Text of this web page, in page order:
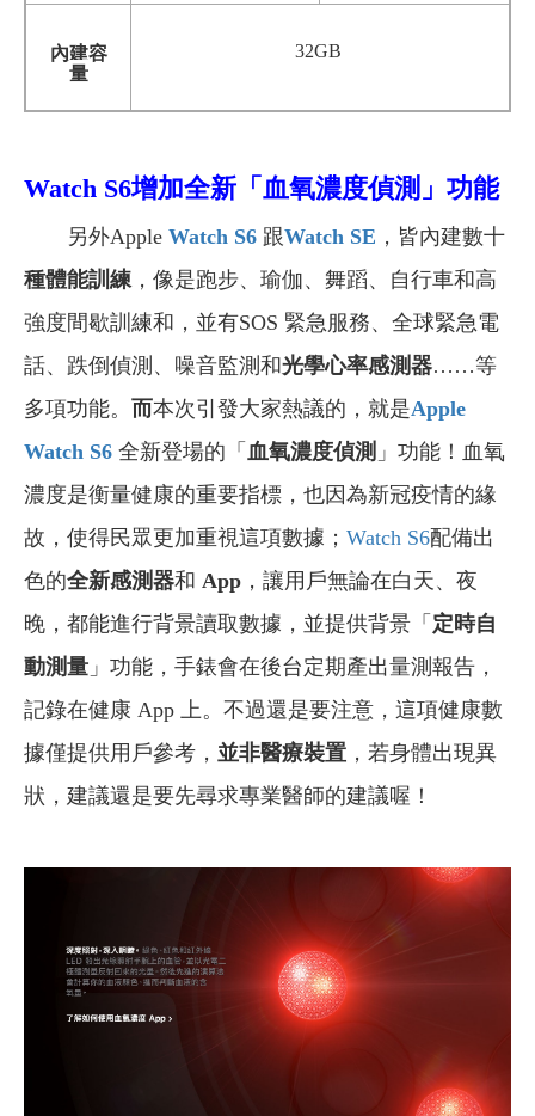
內建容
量
32GB
Watch S6增加全新「 血氧濃度偵測 」功能
另外Apple Watch S6 跟Watch SE ，皆內建數十
種體能訓練，像是跑步、瑜伽、舞蹈、自行車和高
強度間歇訓練和，並有SOS 緊急服務、全球緊急電
話、跌倒偵測、噪音監測和光學心率感測器……等
多項功能。 而本次引發大家熱議的，就是Apple
Watch S6 全新登場的「 血氧濃度偵測 」功能！血氧
濃度是衡量健康的重要指標，也因為新冠疫情的緣
故，使得民眾更加重視這項數據； Watch S6配備出
色的全新感測器和 App ，讓用戶無論在白天、夜
晚，都能進行背景讀取數據，並提供背景「 定時自
動測量 」功能，手錶會在後台定期產出量測報告，
記錄在健康 App 上。不過還是要注意，這項健康數
據僅提供用戶參考， 並非醫療裝置 ，若身體出現異
狀，建議還是要先尋求專業醫師的建議喔！